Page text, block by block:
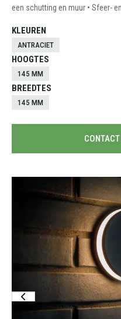
een schutting en muur • Sfeer-
KLEUREN
ANTRACIET
HOOGTES
145 MM
BREEDTES
145 MM